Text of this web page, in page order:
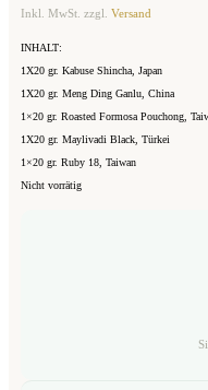
Inkl. MwSt. zzgl. Versand
INHALT:
1X20 gr. Kabuse Shincha, Japan
1X20 gr. Meng Ding Ganlu, China
1×20 gr. Roasted Formosa Pouchong,
1X20 gr. Maylivadi Black, Türkei
1×20 gr. Ruby 18, Taiwan
Nicht vorrätig